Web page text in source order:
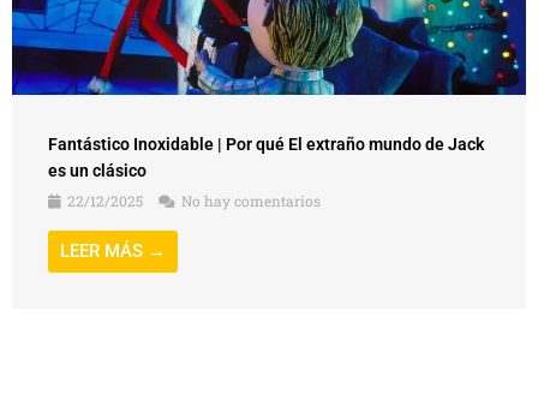
Fantástico Inoxidable | Por qué El extraño mundo de Jack
es un clásico
22/12/2025
No hay comentarios
LEER MÁS →